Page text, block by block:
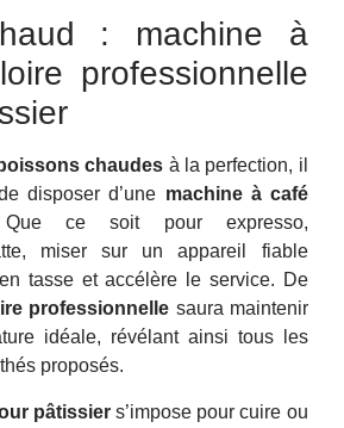
: machine à
professionnelle
boissons chaudes à la perfection, il
disposer d’une machine à café
ce soit pour expresso,
miser sur un appareil fiable
tasse et accélère le service. De
professionnelle saura maintenir
idéale, révélant ainsi tous les
proposés.
pâtissiers’impose pour cuire ou